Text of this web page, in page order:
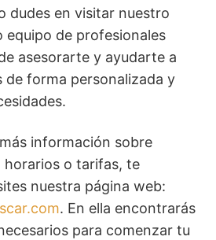
dudes en visitar nuestro
equipo de profesionales
asesorarte y ayudarte a
de forma personalizada y
información sobre
horarios o tarifas, te
nuestra página web:
. En ella encontrarás
para comenzar tu